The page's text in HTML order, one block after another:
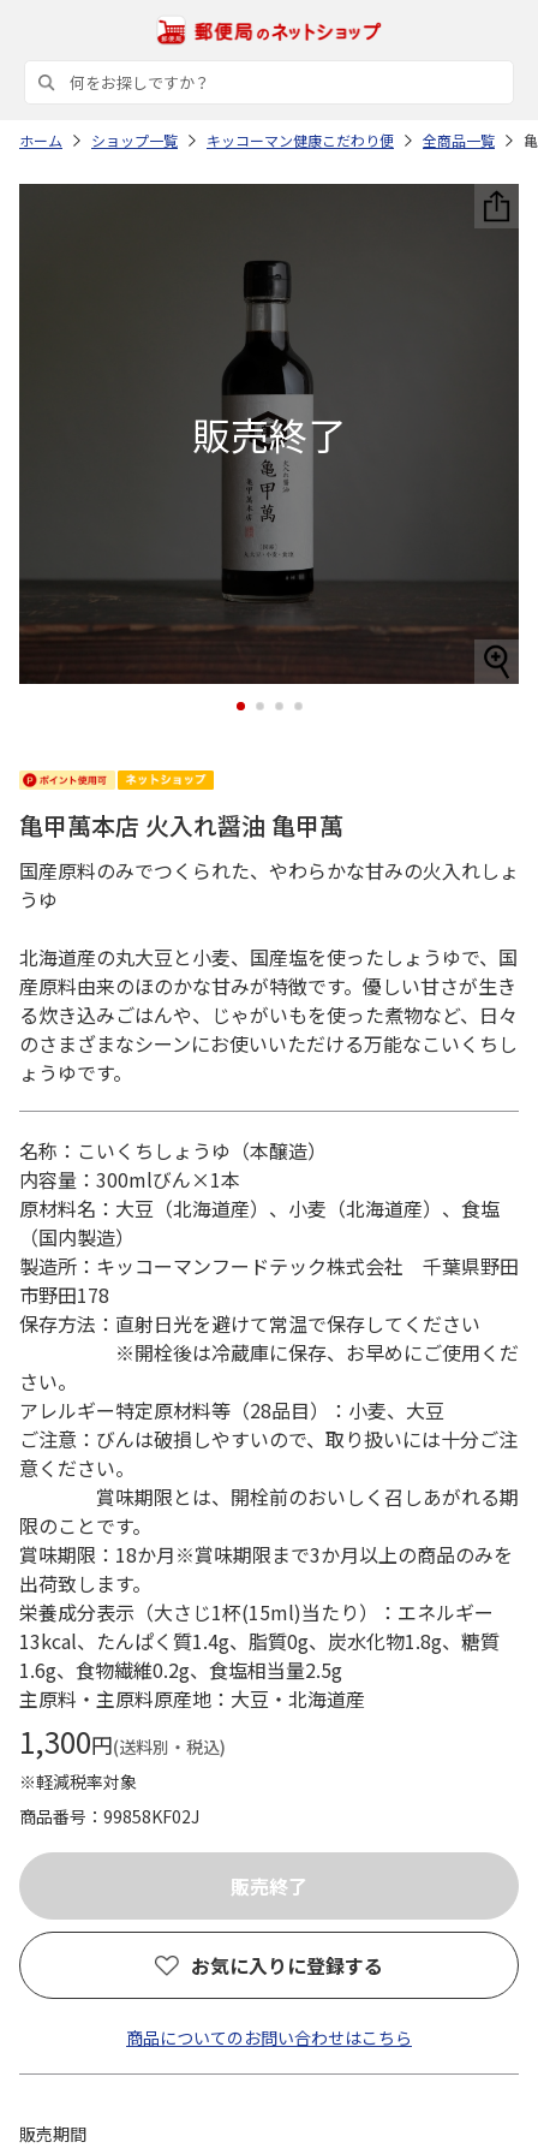
ホーム ショップ一覧 キッコーマン健康こだわり便 全商品一覧
1 2 3 4
亀甲萬本店 火入れ醤油 亀甲萬
国産原料のみでつくられた、やわらかな甘みの火入れしょ
うゆ
北海道産の丸大豆と小麦、国産塩を使ったしょうゆで、国
産原料由来のほのかな甘みが特徴です。優しい甘さが生き
る炊き込みごはんや、じゃがいもを使った煮物など、日々
のさまざまなシーンにお使いいただける万能なこいくちし
ょうゆです。
名称：こいくちしょうゆ（本醸造）
内容量：300mlびん×1本
原材料名：大豆（北海道産）、小麦（北海道産）、食塩
（国内製造）
製造所：キッコーマンフードテック株式会社 千葉県野田
市野田178
保存方法：直射日光を避けて常温で保存してください
※開栓後は冷蔵庫に保存、お早めにご使用くだ
さい。
アレルギー特定原材料等（28品目）：小麦、大豆
ご注意：びんは破損しやすいので、取り扱いには十分ご注
意ください。
賞味期限とは、開栓前のおいしく召しあがれる期
限のことです。
賞味期限：18か月※賞味期限まで3か月以上の商品のみを
出荷致します。
栄養成分表示（大さじ1杯(15ml)当たり）：エネルギー
13kcal、たんぱく質1.4g、脂質0g、炭水化物1.8g、糖質
1.6g、食物繊維0.2g、食塩相当量2.5g
主原料・主原料原産地：大豆・北海道産
1,300円(送料別・税込)
※軽減税率対象
商品番号
99858KF02J
お気に入りに登録する
商品についてのお問い合わせはこちら
販売期間